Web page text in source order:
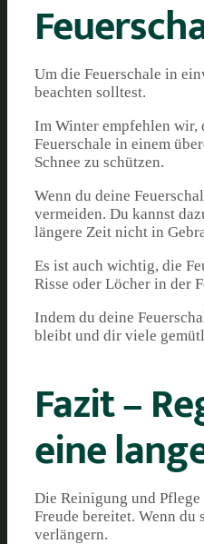
Um die Feuerschale in
beachten solltest.
Im Winter empfehlen wir,
Feuerschale in einem
Schnee zu schützen.
Wenn du deine
vermeiden. Du kannst
längere Zeit nicht in
Es ist auch wichtig, die
Risse oder Löcher in der
Indem du deine
bleibt und dir viele
Fazit –
eine
Die Reinigung und
Freude bereitet. Wenn
verlängern.